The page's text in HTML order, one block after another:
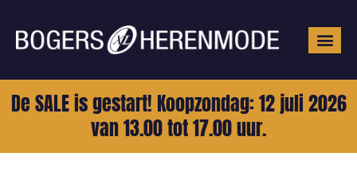
De SALE is gestart! Koopzondag: 12 juli 2026
van 13.00 tot 17.00 uur.